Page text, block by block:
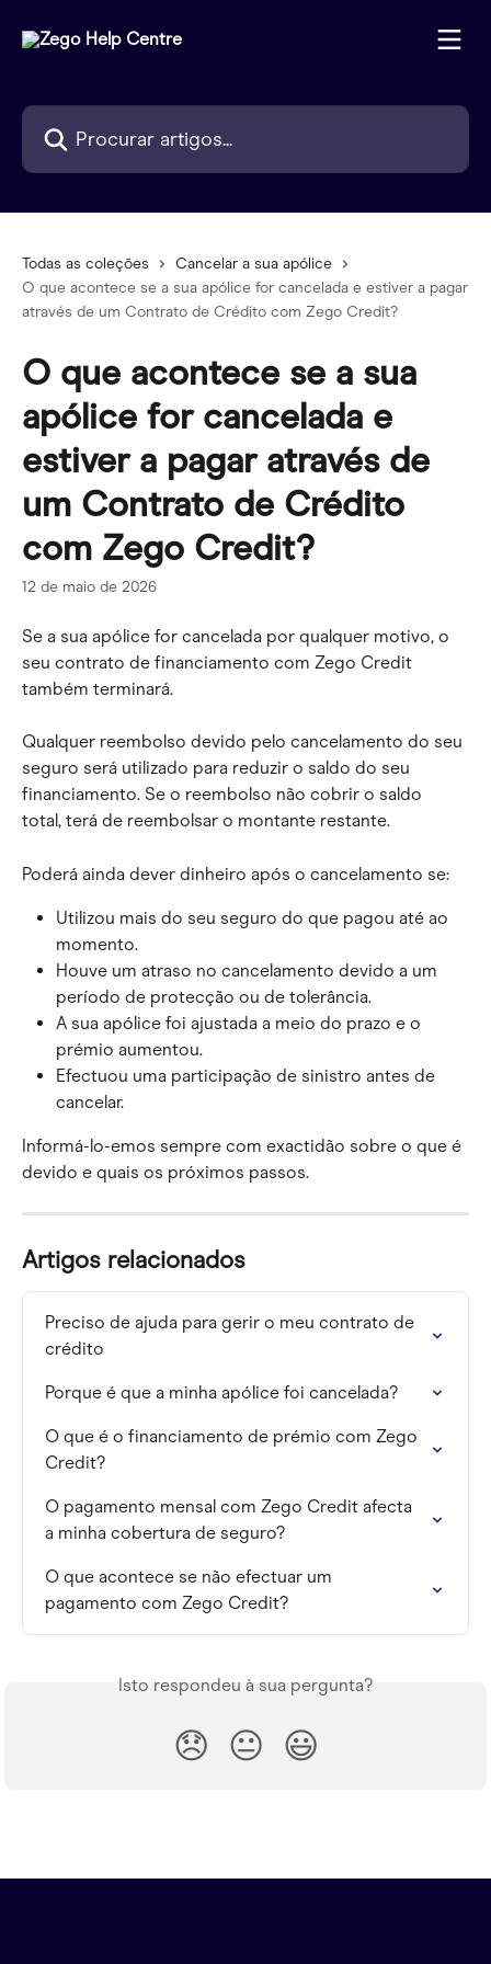
Procurar artigos...
Todas as coleções
Cancelar a sua apólice
O que acontece se a sua apólice for cancelada e estiver a pagar
através de um Contrato de Crédito com Zego Credit?
O que acontece se a sua
apólice for cancelada e
estiver a pagar através de
um Contrato de Crédito
com Zego Credit?
12 de maio de 2026
Se a sua apólice for cancelada por qualquer motivo, o
seu contrato de financiamento com Zego Credit
também terminará.
Qualquer reembolso devido pelo cancelamento do seu
seguro será utilizado para reduzir o saldo do seu
financiamento. Se o reembolso não cobrir o saldo
total, terá de reembolsar o montante restante.
Poderá ainda dever dinheiro após o cancelamento se:
Utilizou mais do seu seguro do que pagou até ao
momento.
Houve um atraso no cancelamento devido a um
período de protecção ou de tolerância.
A sua apólice foi ajustada a meio do prazo e o
prémio aumentou.
Efectuou uma participação de sinistro antes de
cancelar.
Informá-lo-emos sempre com exactidão sobre o que é
devido e quais os próximos passos.
Artigos relacionados
Preciso de ajuda para gerir o meu contrato de
crédito
Porque é que a minha apólice foi cancelada?
O que é o financiamento de prémio com Zego
Credit?
O pagamento mensal com Zego Credit afecta
a minha cobertura de seguro?
O que acontece se não efectuar um
pagamento com Zego Credit?
Isto respondeu à sua pergunta?
😞 😐 😃